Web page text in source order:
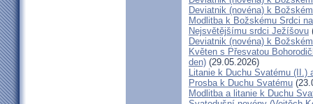
Deviatnik (novéna) k
Modlitba k Božskému Srdci
Nejsvětějšímu srdci Ježíšovu
Deviatnik (novéna) k
Květen s Přesvatou
den) (29.05.2026)
Litanie k Duchu Svatému (II.)
Prosba k Duchu Svatému
Modlitba a litanie k Duchu